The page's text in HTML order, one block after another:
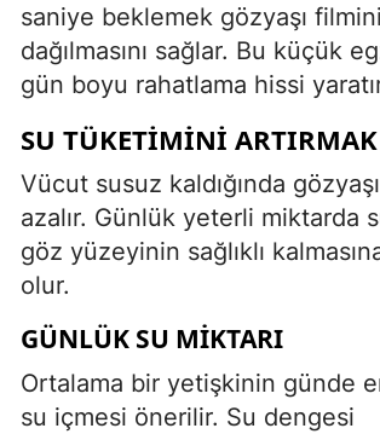
saniye beklemek gözyaşı
dağılmasını sağlar. Bu küçük
gün boyu rahatlama hissi
SU TÜKETIMINI ARTIRMAK
Vücut susuz kaldığında
azalır. Günlük yeterli miktarda
göz yüzeyinin sağlıklı
olur.
GÜNLÜK SU MIKTARI
Ortalama bir yetişkinin günde
su içmesi önerilir. Su dengesi